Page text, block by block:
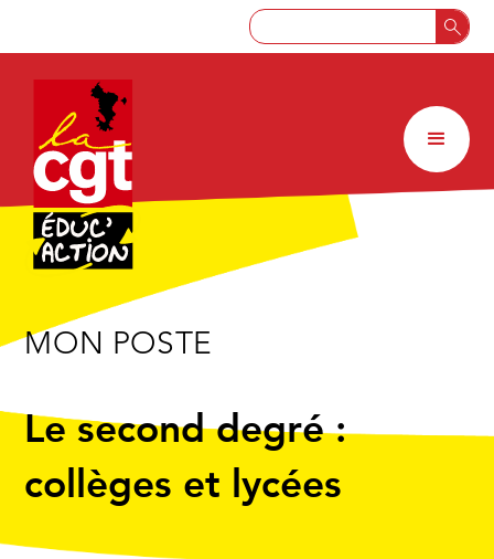
MON POSTE
Le second degré :
collèges et lycées